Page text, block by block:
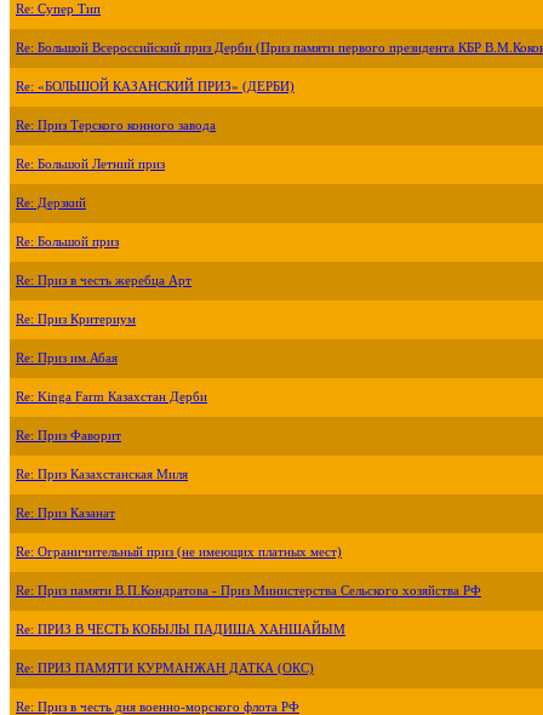
Re: Супер Тип
Re: Большой Всероссийский приз Дерби (Приз памяти первого президента КБР
Re: «БОЛЬШОЙ КАЗАНСКИЙ ПРИЗ» (ДЕРБИ)
Re: Приз Терского конного завода
Re: Большой Летний приз
Re: Дерзкий
Re: Большой приз
Re: Приз в честь жеребца Арт
Re: Приз Критериум
Re: Приз им.Абая
Re: Kinga Farm Казахстан Дерби
Re: Приз Фаворит
Re: Приз Казахстанская Миля
Re: Приз Казанат
Re: Ограничительный приз (не имеющих платных мест)
Re: Приз памяти В.П.Кондратова - Приз Министерства Сельского хозяйства РФ
Re: ПРИЗ В ЧЕСТЬ КОБЫЛЫ ПАДИША ХАНШАЙЫМ
Re: ПРИЗ ПАМЯТИ КУРМАНЖАН ДАТКА (ОКС)
Re: Приз в честь дня военно-морского флота РФ